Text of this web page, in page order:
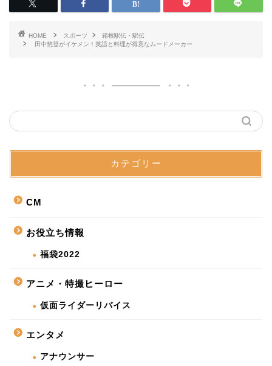
HOME スポーツ
箱根駅伝・駅伝
田中悠登がイケメン！英語と料理が得意なムードメーカー
カテゴリー
CM
お役立ち情報
福袋2022
アニメ・特撮ヒーロー
仮面ライダーリバイス
エンタメ
アナウンサー